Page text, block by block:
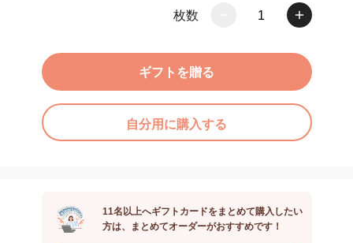
枚数 1
ギフトを贈る
自分用に購入する
11名以上へギフトカードをまとめて購入したい
方は、まとめてオーダーがおすすめです！